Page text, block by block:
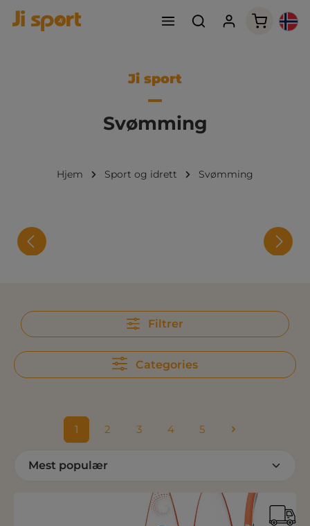
Ji sport
Svømming
Hjem Sport og idrett Svømming
Filtrer
Categories
Side
1 Side
2 Side
3 Side
4 Side
5